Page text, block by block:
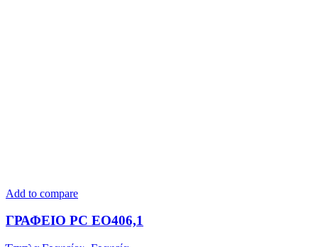
Add to compare
ΓΡΑΦΕΙΟ PC ΕΟ406,1